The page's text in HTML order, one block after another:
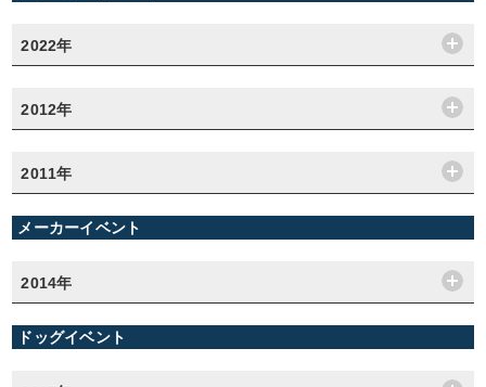
2022年
2012年
2011年
メーカーイベント
2014年
ドッグイベント